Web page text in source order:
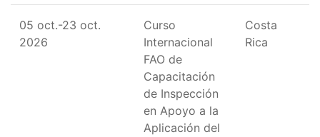
05 oct.-23 oct.
2026
Curso
Internacional
FAO de
Capacitación
de Inspección
en Apoyo a la
Aplicación del
Costa
Rica